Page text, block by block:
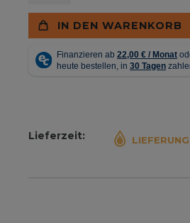
IN DEN WARENKORB
Lieferzeit: